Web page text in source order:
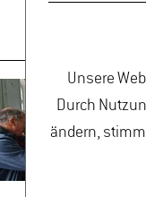
Unsere
Durch
ändern,